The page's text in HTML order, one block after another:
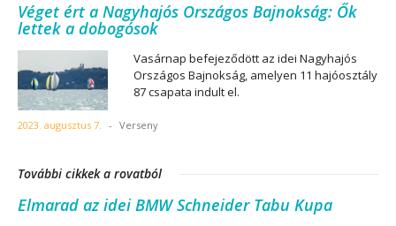
Véget ért a Nagyhajós Országos Bajnokság: Ők
lettek a dobogósok
Vasárnap befejeződött az idei Nagyhajós
Országos Bajnokság, amelyen 11 hajóosztály
87 csapata indult el.
2023. augusztus 7. - Verseny
További cikkek a rovatból
Elmarad az idei BMW Schneider Tabu Kupa